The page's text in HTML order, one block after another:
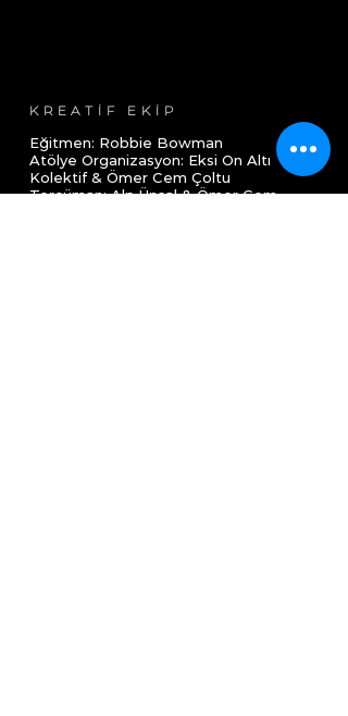
Eğitmen: Robbie Bowman
Atölye Organizasyon: Eksi On Altı
Kolektif & Ömer Cem Çoltu
Tercüman: Alp Ünsal & Ömer Cem
KREATİF EKİP